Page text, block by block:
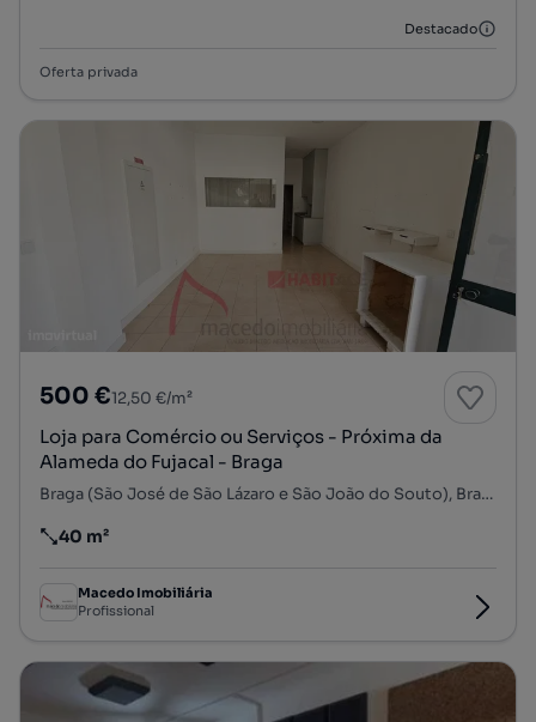
Destacado
Oferta privada
500 €12,50 €/m²
Loja para Comércio ou Serviços - Próxima da
Alameda do Fujacal - Braga
Braga (São José de São Lázaro e São João do Souto), Braga, Braga
Preço por metro quadrado
40 m²
Macedo Imobiliária
Profissional